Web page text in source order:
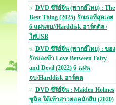
5. DVD ซีรีย์จีน (พากย์ไทย) : The
Best Thing (2025) รักเธอที่สุดเลย
6 แผ่นจบ//Harddisk ฮาร์ดดิส /
ใส่USB
6. DVD ซีรีย์จีน (พากย์ไทย) : ของ
รักของข้า Love Between Fairy
and Devil (2022) 6 แผ่น
จบ/Harddisk ฮาร์ดด
7. DVD ซีรีย์จีน : Maiden Holmes
ซูฉือ ใต้เท้าสาวยอดนักสืบ (2020)